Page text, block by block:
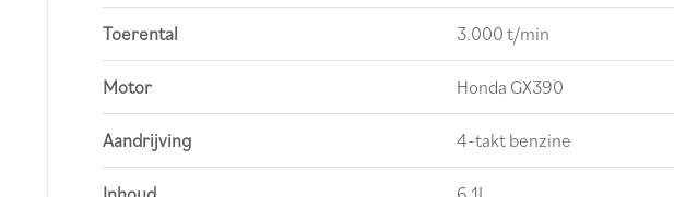
Toerental 3.000 t/min
Motor Honda GX390
Aandrijving 4-takt benzine